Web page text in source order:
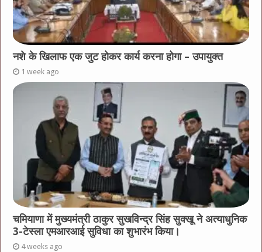
नशे के खिलाफ एक जुट होकर कार्य करना होगा – उपायुक्त
1 week ago
चमियाणा में मुख्यमंत्री ठाकुर सुखविन्द्र सिंह सुक्खू ने अत्याधुनिक
3-टेस्ला एमआरआई सुविधा का शुभारंभ किया।
4 weeks ago